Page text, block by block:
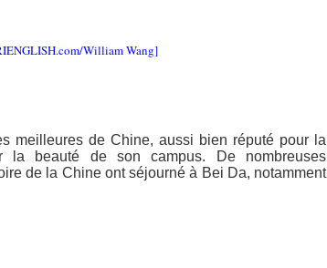
William Wang]
meilleures de Chine, aussi bien réputé pour la
beauté de son campus. De nombreuses
de la Chine ont séjourné à Bei Da, notamment